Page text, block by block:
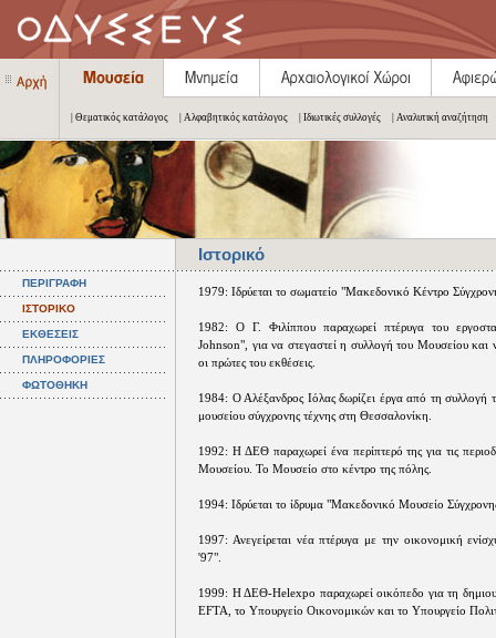
| Θεματικός κατάλογος | Αλφαβητικός κατάλογος | Ιδιωτικές συλλογές | Αναλυτική αναζήτηση
Ιστορικό
ΠΕΡΙΓΡΑΦΗ
ΙΣΤΟΡΙΚΟ
ΕΚΘΕΣΕΙΣ
ΠΛΗΡΟΦΟΡΙΕΣ
ΦΩΤΟΘΗΚΗ
1979: Ιδρύεται το σωματείο "Μακεδονικό Κέντρο
1982: Ο Γ. Φιλίππου παραχωρεί πτέρυγα του
Johnson", για να στεγαστεί η συλλογή του Μουσείου και
οι πρώτες του εκθέσεις.
1984: Ο Αλέξανδρος Ιόλας δωρίζει έργα από τη συλλογή
μουσείου σύγχρονης τέχνης στη Θεσσαλονίκη.
1992: Η ΔΕΘ παραχωρεί ένα περίπτερό της για τις
Μουσείου. Το Μουσείο στο κέντρο της πόλης.
1994: Ιδρύεται το ίδρυμα "Μακεδονικό Μουσείο
1997: Ανεγείρεται νέα πτέρυγα με την οικονομική
'97".
1999: Η ΔΕΘ-Helexpo παραχωρεί οικόπεδο για τη
ΕFΤΑ, το Υπουργείο Οικονομικών και το Υπουργείο